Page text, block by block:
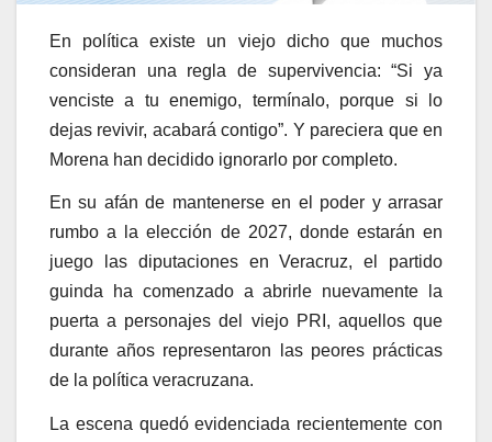
En política existe un viejo dicho que muchos
consideran una regla de supervivencia: “Si ya
venciste a tu enemigo, termínalo, porque si lo
dejas revivir, acabará contigo”. Y pareciera que en
Morena han decidido ignorarlo por completo.
En su afán de mantenerse en el poder y arrasar
rumbo a la elección de 2027, donde estarán en
juego las diputaciones en Veracruz, el partido
guinda ha comenzado a abrirle nuevamente la
puerta a personajes del viejo PRI, aquellos que
durante años representaron las peores prácticas
de la política veracruzana.
La escena quedó evidenciada recientemente con